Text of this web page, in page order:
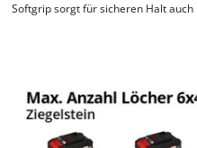
Softgrip sorgt für sicheren Halt